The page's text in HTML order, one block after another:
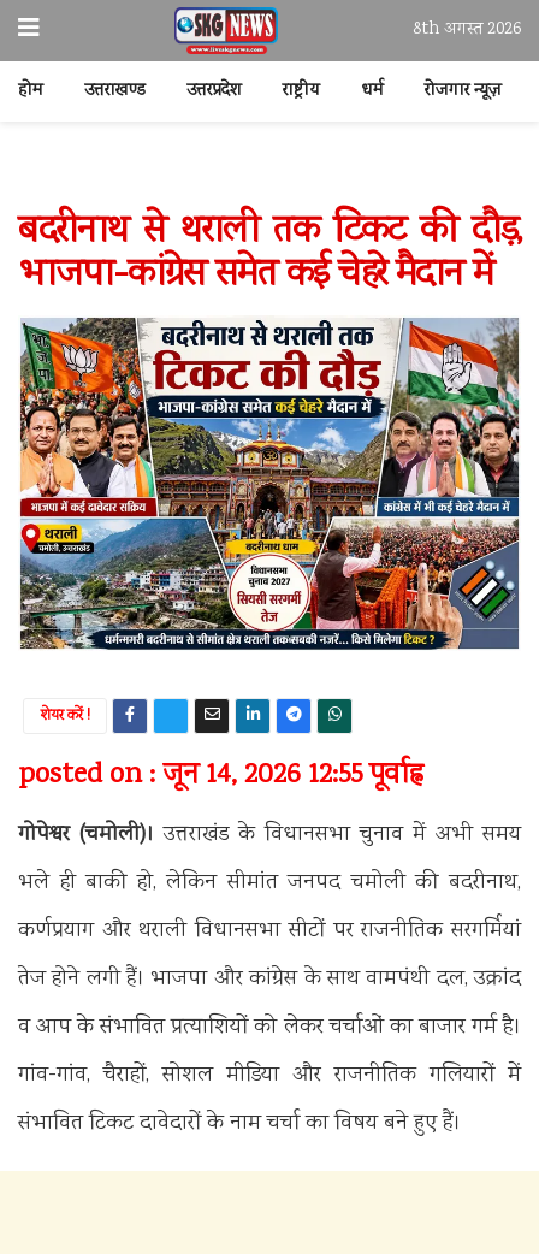
8th अगस्त 2026
होम उत्तराखण्ड उत्तरप्रदेश राष्ट्रीय धर्म रोजगार न्यूज़
बदरीनाथ से थराली तक टिकट की दौड़,
भाजपा-कांग्रेस समेत कई चेहरे मैदान में
शेयर करें !
posted on : जून 14, 2026 12:55 पूर्वाह्न
गोपेश्वर (चमोली)। उत्तराखंड के विधानसभा चुनाव में अभी समय
भले ही बाकी हो, लेकिन सीमांत जनपद चमोली की बदरीनाथ,
कर्णप्रयाग और थराली विधानसभा सीटों पर राजनीतिक सरगर्मियां
तेज होने लगी हैं। भाजपा और कांग्रेस के साथ वामपंथी दल, उक्रांद
व आप के संभावित प्रत्याशियों को लेकर चर्चाओं का बाजार गर्म है।
गांव-गांव, चैराहों, सोशल मीडिया और राजनीतिक गलियारों में
संभावित टिकट दावेदारों के नाम चर्चा का विषय बने हुए हैं।